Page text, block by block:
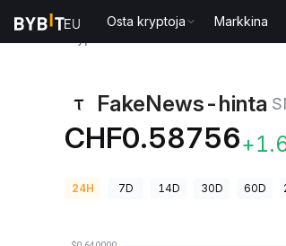
Osta kryptoja Markkina
FakeNews-hinta
CHF0.58756
24H 7D 14D 30D 60D